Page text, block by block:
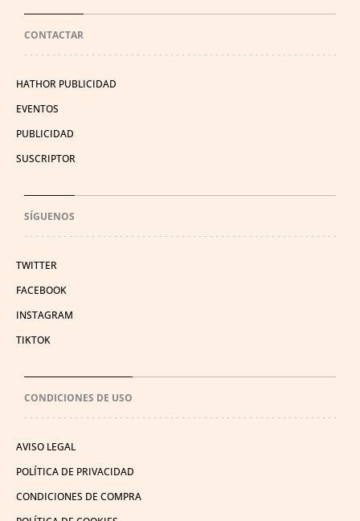
CONTACTAR
HATHOR PUBLICIDAD
EVENTOS
PUBLICIDAD
SUSCRIPTOR
SÍGUENOS
TWITTER
FACEBOOK
INSTAGRAM
TIKTOK
CONDICIONES DE USO
AVISO LEGAL
POLÍTICA DE PRIVACIDAD
CONDICIONES DE COMPRA